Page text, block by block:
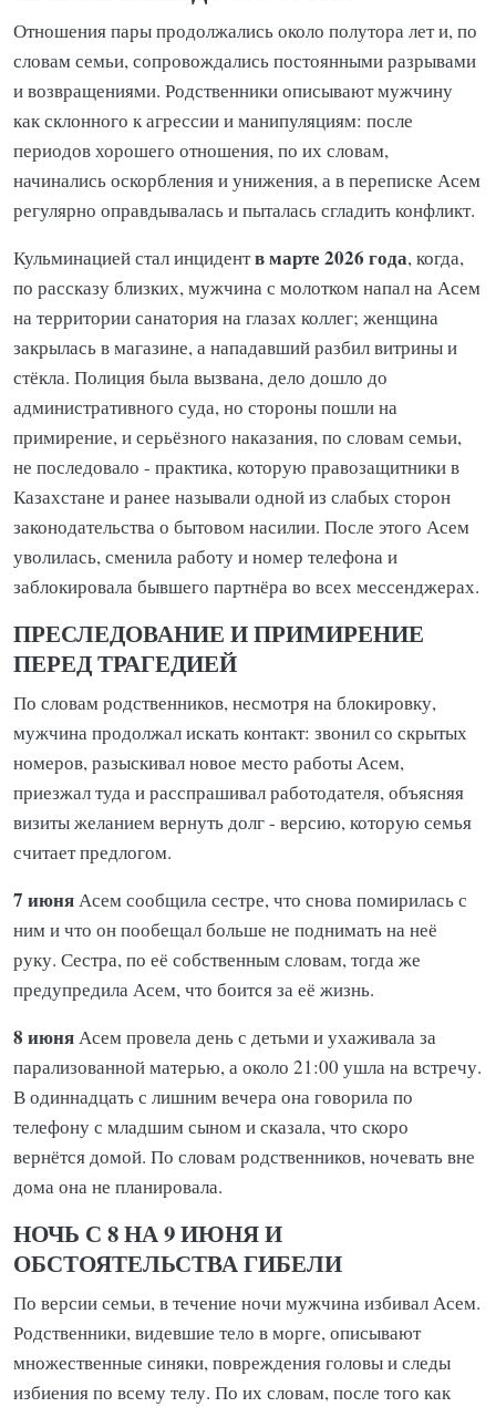
Отношения пары продолжались около полутора лет и, по
словам семьи, сопровождались постоянными разрывами
и возвращениями. Родственники описывают мужчину
как склонного к агрессии и манипуляциям: после
периодов хорошего отношения, по их словам,
начинались оскорбления и унижения, а в переписке Асем
регулярно оправдывалась и пыталась сгладить конфликт.
Кульминацией стал инцидентв марте 2026 года, когда,
по рассказу близких, мужчина с молотком напал на Асем
на территории санатория на глазах коллег; женщина
закрылась в магазине, а нападавший разбил витрины и
стёкла. Полиция была вызвана, дело дошло до
административного суда, но стороны пошли на
примирение, и серьёзного наказания, по словам семьи,
не последовало - практика, которую правозащитники в
Казахстане и ранее называли одной из слабых сторон
законодательства о бытовом насилии. После этого Асем
уволилась, сменила работу и номер телефона и
заблокировала бывшего партнёра во всех мессенджерах.
ПРЕСЛЕДОВАНИЕ И ПРИМИРЕНИЕ
ПЕРЕД ТРАГЕДИЕЙ
По словам родственников, несмотря на блокировку,
мужчина продолжал искать контакт: звонил со скрытых
номеров, разыскивал новое место работы Асем,
приезжал туда и расспрашивал работодателя, объясняя
визиты желанием вернуть долг - версию, которую семья
считает предлогом.
7 июняАсем сообщила сестре, что снова помирилась с
ним и что он пообещал больше не поднимать на неё
руку. Сестра, по её собственным словам, тогда же
предупредила Асем, что боится за её жизнь.
8 июняАсем провела день с детьми и ухаживала за
парализованной матерью, а около 21:00 ушла на встречу.
В одиннадцать с лишним вечера она говорила по
телефону с младшим сыном и сказала, что скоро
вернётся домой. По словам родственников, ночевать вне
дома она не планировала.
НОЧЬ С 8 НА 9 ИЮНЯ И
ОБСТОЯТЕЛЬСТВА ГИБЕЛИ
По версии семьи, в течение ночи мужчина избивал Асем.
Родственники, видевшие тело в морге, описывают
множественные синяки, повреждения головы и следы
избиения по всему телу. По их словам, после того как